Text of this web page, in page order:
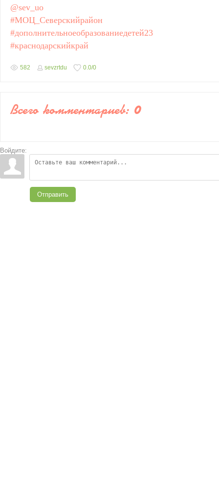
@sev_uo
#МОЦ_Северскийрайон
#дополнительноеобразованиедетей23
#краснодарскийкрай
582 sevzrtdu 0.0/0
Всего комментариев: 0
Войдите:
Отправить